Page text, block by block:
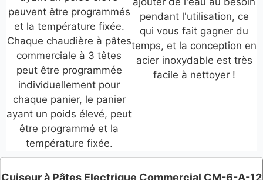
peuvent être programmés
et la température fixée.
Chaque chaudière à pâtes
commerciale à 3 têtes
peut être programmée
individuellement pour
chaque panier, le panier
ayant un poids élevé, peut
être programmé et la
température fixée.
pendant l'utilisation, ce
qui vous fait gagner du
temps, et la conception en
acier inoxydable est très
facile à nettoyer !
Cuiseur à Pâtes Electrique Commercial CM-6-A-12